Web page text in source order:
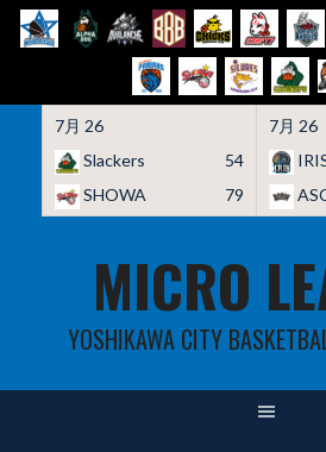
7月 26
Slackers
54
SHOWA
79
7月 26
MICRO
YOSHIKAWA CITY